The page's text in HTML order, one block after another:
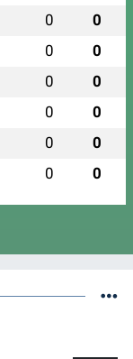
0 0
0 0
0 0
0 0
0 0
0 0